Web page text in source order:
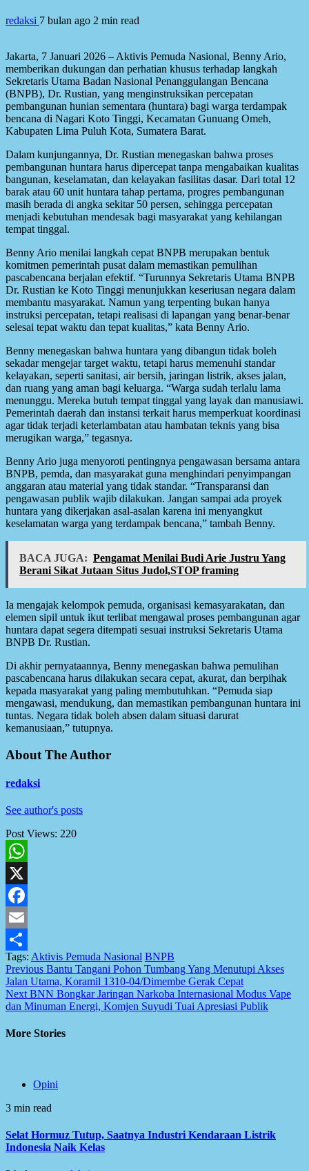
redaksi 7 bulan ago 2 min read
Jakarta, 7 Januari 2026 – Aktivis Pemuda Nasional, Benny Ario,
memberikan dukungan dan perhatian khusus terhadap langkah
Sekretaris Utama Badan Nasional Penanggulangan Bencana
(BNPB), Dr. Rustian, yang menginstruksikan percepatan
pembangunan hunian sementara (huntara) bagi warga terdampak
bencana di Nagari Koto Tinggi, Kecamatan Gunuang Omeh,
Kabupaten Lima Puluh Kota, Sumatera Barat.
Dalam kunjungannya, Dr. Rustian menegaskan bahwa proses
pembangunan huntara harus dipercepat tanpa mengabaikan kualitas
bangunan, keselamatan, dan kelayakan fasilitas dasar. Dari total 12
barak atau 60 unit huntara tahap pertama, progres pembangunan
masih berada di angka sekitar 50 persen, sehingga percepatan
menjadi kebutuhan mendesak bagi masyarakat yang kehilangan
tempat tinggal.
Benny Ario menilai langkah cepat BNPB merupakan bentuk
komitmen pemerintah pusat dalam memastikan pemulihan
pascabencana berjalan efektif. “Turunnya Sekretaris Utama BNPB
Dr. Rustian ke Koto Tinggi menunjukkan keseriusan negara dalam
membantu masyarakat. Namun yang terpenting bukan hanya
instruksi percepatan, tetapi realisasi di lapangan yang benar-benar
selesai tepat waktu dan tepat kualitas,” kata Benny Ario.
Benny menegaskan bahwa huntara yang dibangun tidak boleh
sekadar mengejar target waktu, tetapi harus memenuhi standar
kelayakan, seperti sanitasi, air bersih, jaringan listrik, akses jalan,
dan ruang yang aman bagi keluarga. “Warga sudah terlalu lama
menunggu. Mereka butuh tempat tinggal yang layak dan manusiawi.
Pemerintah daerah dan instansi terkait harus memperkuat koordinasi
agar tidak terjadi keterlambatan atau hambatan teknis yang bisa
merugikan warga,” tegasnya.
Benny Ario juga menyoroti pentingnya pengawasan bersama antara
BNPB, pemda, dan masyarakat guna menghindari penyimpangan
anggaran atau material yang tidak standar. “Transparansi dan
pengawasan publik wajib dilakukan. Jangan sampai ada proyek
huntara yang dikerjakan asal-asalan karena ini menyangkut
keselamatan warga yang terdampak bencana,” tambah Benny.
BACA JUGA: Pengamat Menilai Budi Arie Justru Yang
Berani Sikat Jutaan Situs Judol,STOP framing
Ia mengajak kelompok pemuda, organisasi kemasyarakatan, dan
elemen sipil untuk ikut terlibat mengawal proses pembangunan agar
huntara dapat segera ditempati sesuai instruksi Sekretaris Utama
BNPB Dr. Rustian.
Di akhir pernyataannya, Benny menegaskan bahwa pemulihan
pascabencana harus dilakukan secara cepat, akurat, dan berpihak
kepada masyarakat yang paling membutuhkan. “Pemuda siap
mengawasi, mendukung, dan memastikan pembangunan huntara ini
tuntas. Negara tidak boleh absen dalam situasi darurat
kemanusiaan,” tutupnya.
About The Author
redaksi
See author's posts
Post Views: 220
WhatsApp
X
Facebook
Email
Share
Tags: Aktivis Pemuda Nasional BNPB
Post
navigation
Previous Bantu Tangani Pohon Tumbang Yang Menutupi Akses
Jalan Utama, Koramil 1310-04/Dimembe Gerak Cepat
Next BNN Bongkar Jaringan Narkoba Internasional Modus Vape
dan Minuman Energi, Komjen Suyudi Tuai Apresiasi Publik
More Stories
Opini
3 min read
Selat Hormuz Tutup, Saatnya Industri Kendaraan Listrik
Indonesia Naik Kelas